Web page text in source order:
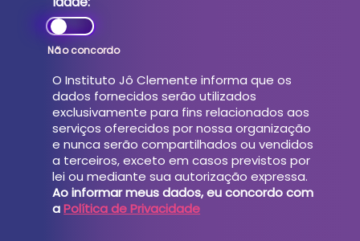
O Instituto Jô Clemente informa que os
dados fornecidos serão utilizados
exclusivamente para fins relacionados aos
serviços oferecidos por nossa organização
e nunca serão compartilhados ou vendidos
a terceiros, exceto em casos previstos por
lei ou mediante sua autorização expressa.
Ao informar meus dados, eu concordo com
aPolítica de Privacidade